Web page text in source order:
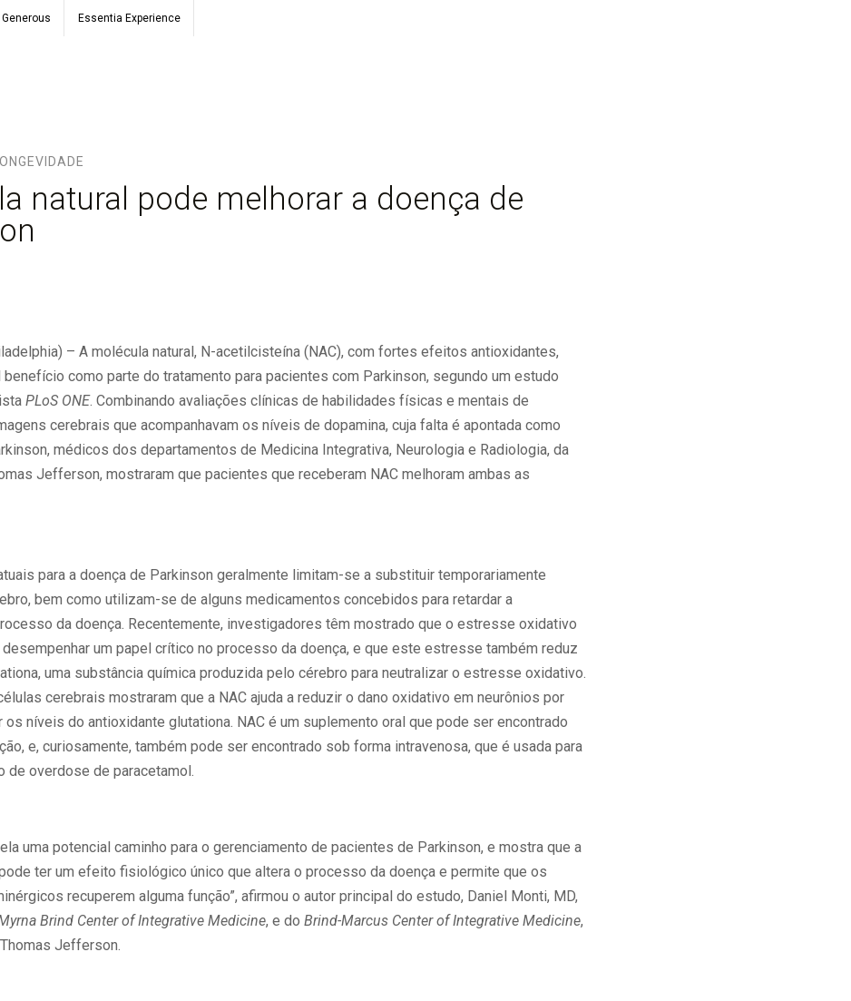
Generous Essentia Experience
natural pode melhorar a doença de
– A molécula natural, N-acetilcisteína (NAC), com fortes efeitos antioxidantes,
como parte do tratamento para pacientes com Parkinson, segundo um estudo
PLoS ONE. Combinando avaliações clínicas de habilidades físicas e mentais de
cerebrais que acompanhavam os níveis de dopamina, cuja falta é apontada como
médicos dos departamentos de Medicina Integrativa, Neurologia e Radiologia, da
Jefferson, mostraram que pacientes que receberam NAC melhoram ambas as
para a doença de Parkinson geralmente limitam-se a substituir temporariamente
bem como utilizam-se de alguns medicamentos concebidos para retardar a
da doença. Recentemente, investigadores têm mostrado que o estresse oxidativo
um papel crítico no processo da doença, e que este estresse também reduz
uma substância química produzida pelo cérebro para neutralizar o estresse oxidativo.
cerebrais mostraram que a NAC ajuda a reduzir o dano oxidativo em neurônios por
os níveis do antioxidante glutationa. NAC é um suplemento oral que pode ser encontrado
e, curiosamente, também pode ser encontrado sob forma intravenosa, que é usada para
de overdose de paracetamol.
uma potencial caminho para o gerenciamento de pacientes de Parkinson, e mostra que a
ter um efeito fisiológico único que altera o processo da doença e permite que os
recuperem alguma função”, afirmou o autor principal do estudo, Daniel Monti, MD,
Brind Center of Integrative Medicine, e do Brind-Marcus Center of Integrative Medicine,
Jefferson.